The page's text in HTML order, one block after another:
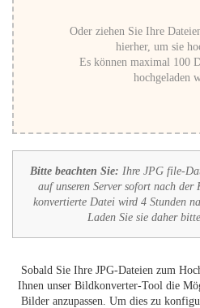
Oder ziehen Sie Ihre
hierher, um sie
Es können maximal 100
hochgeladen
Bitte beachten Sie: Ihre JPG file-
auf unseren Server sofort nach
konvertierte Datei wird 4 Stunden
Laden Sie sie daher
Sobald Sie Ihre JPG-Dateien zum
Ihnen unser Bildkonverter-Tool die
Bilder anzupassen. Um dies zu